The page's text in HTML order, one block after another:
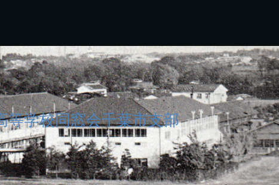
ツ
へ
ス
キ
ッ
プ
等学校同窓会千葉市支部